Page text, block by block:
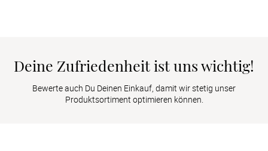
Deine Zufriedenheit ist uns wichtig!
Bewerte auch Du Deinen Einkauf, damit wir stetig unser
Produktsortiment optimieren können.